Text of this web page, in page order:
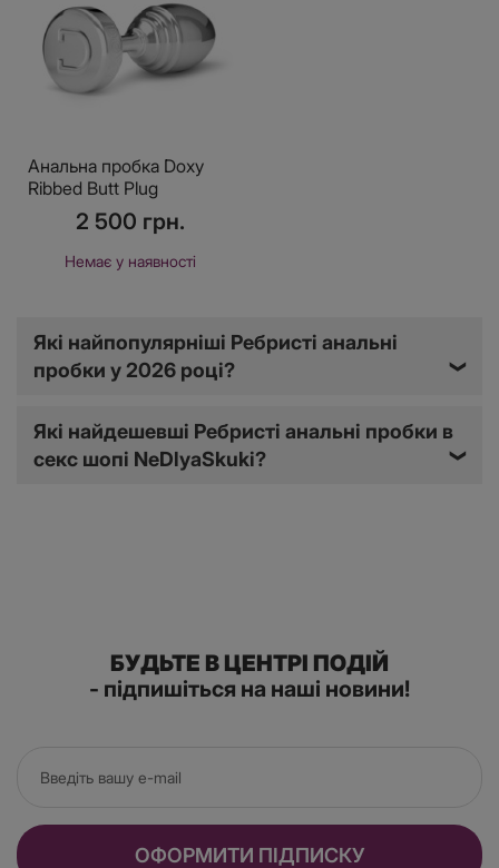
Анальна пробка Doxy
Ribbed Butt Plug
2 500 грн.
Немає у наявності
Які найпопулярніші Ребристі анальні
пробки у 2026 році?
❯
Які найдешевші Ребристі анальні пробки в
секс шопі NeDlyaSkuki?
❯
БУДЬТЕ В ЦЕНТРІ ПОДІЙ
- підпишіться на наші новини!
ОФОРМИТИ ПІДПИСКУ